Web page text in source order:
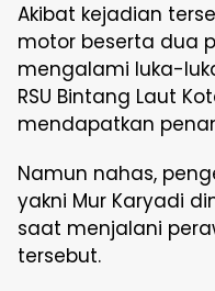
Akibat kejadian
motor beserta dua
mengalami luka-
RSU Bintang Laut
mendapatkan
Namun nahas,
yakni Mur Karyadi
saat menjalani
tersebut.